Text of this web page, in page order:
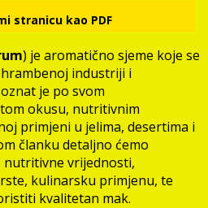
stranicu kao PDF
) je aromatično sjeme koje se
industriji i
je po svom
okusu, nutritivnim
primjeni u jelima, desertima i
članku detaljno ćemo
vrijednosti,
kulinarsku primjenu, te
kvalitetan mak.